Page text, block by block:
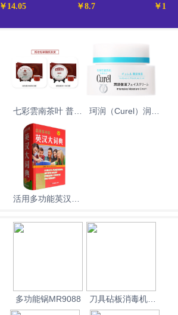
￥14.05
￥8.7
￥
七彩雲南茶叶 普洱
茶 熟茶 瑞贡春 茶
叶礼盒 357g 送礼
珂润（Curel）润浸
活用多功能英汉大
词典）
多功能锅MR9088
刀具砧板消毒机
MR1000